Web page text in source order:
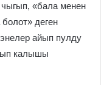
«бала менен
деген
айып пулду
калышы